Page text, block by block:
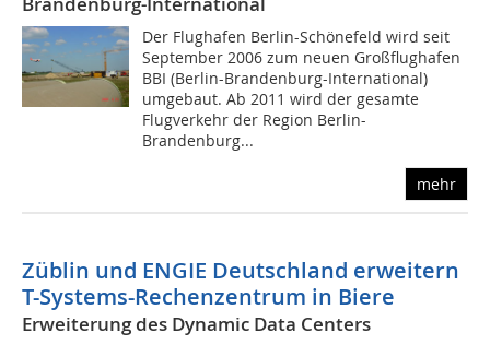
Der Flughafen Berlin-Schönefeld wird seit
September 2006 zum neuen Großflughafen
BBI (Berlin-Brandenburg-International)
umgebaut. Ab 2011 wird der gesamte
Flugverkehr der Region Berlin-
Brandenburg...
mehr
Züblin und ENGIE Deutschland erweitern
T-Systems-Rechenzentrum in Biere
Erweiterung des Dynamic Data Centers